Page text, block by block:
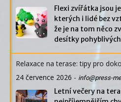
Flexi zvířátka jsou
kterých i lidé bez
že je na tom něco
desítky
Relaxace na terase: tipy pro
24 července 2026 - info@press-
Letní večery na